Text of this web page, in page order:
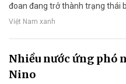
đoan đang trở thành trạng thái
Việt Nam xanh
Nhiều nước ứng phó
Nino